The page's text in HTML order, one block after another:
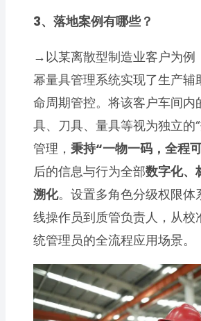
3、落地案例有哪些？
→以某离散型制造业客户为例
幂量具管理系统实现了生产辅
命周期管控。将该客户车间内
具、刀具、量具等视为独立的
管理，秉持“一物一码，全程
后的信息与行为全部数字化、
溯化。设置多角色分级权限体
线操作员到质管负责人，从校
统管理员的全流程应用场景。